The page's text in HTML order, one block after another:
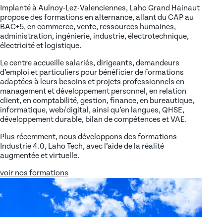
Implanté à Aulnoy-Lez-Valenciennes, Laho Grand Hainaut
propose des formations en alternance, allant du CAP au
BAC+5, en commerce, vente, ressources humaines,
administration, ingénierie, industrie, électrotechnique,
électricité et logistique.
Le centre accueille salariés, dirigeants, demandeurs
d’emploi et particuliers pour bénéficier de formations
adaptées à leurs besoins et projets professionnels en
management et développement personnel, en relation
client, en comptabilité, gestion, finance, en bureautique,
informatique, web/digital, ainsi qu’en langues, QHSE,
développement durable, bilan de compétences et VAE.
Plus récemment, nous développons des formations
Industrie 4.0, Laho Tech, avec l’aide de la réalité
augmentée et virtuelle.
voir nos formations